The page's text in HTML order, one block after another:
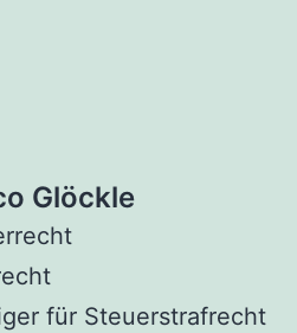
Glöckle
für Steuerstrafrecht